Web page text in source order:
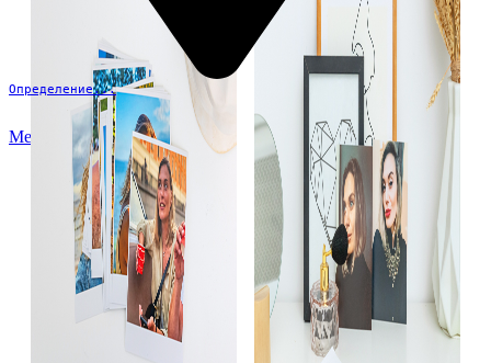
Определение...
Меню